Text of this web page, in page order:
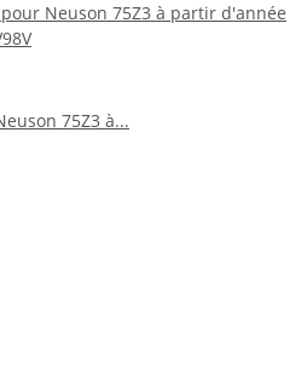
Neuson 75Z3 à partir d'année